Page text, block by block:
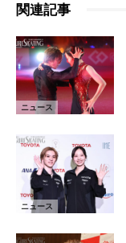
関連記事
ニュース
ニュース